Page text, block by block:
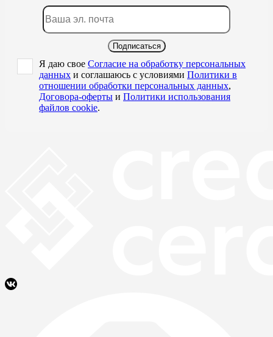
Подписаться
Я даю свое Согласие на обработку персональных
данных и соглашаюсь с условиями Политики в
отношении обработки персональных данных,
Договора-оферты и Политики использования
файлов cookie.